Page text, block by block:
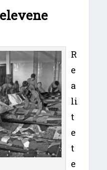
R
e
a
li
t
e
t
e